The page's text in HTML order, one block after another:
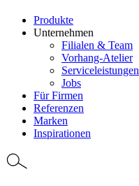
Produkte
Unternehmen
Filialen & Team
Vorhang-Atelier
Serviceleistungen
Jobs
Für Firmen
Referenzen
Marken
Inspirationen